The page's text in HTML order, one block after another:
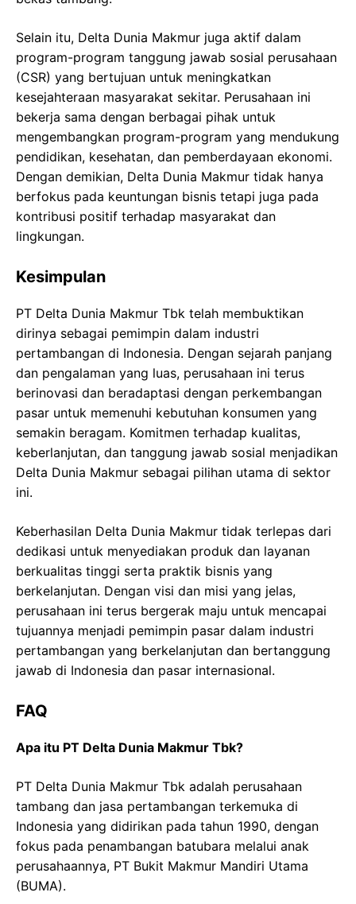
Selain itu, Delta Dunia Makmur juga aktif dalam
program-program tanggung jawab sosial perusahaan
(CSR) yang bertujuan untuk meningkatkan
kesejahteraan masyarakat sekitar. Perusahaan ini
bekerja sama dengan berbagai pihak untuk
mengembangkan program-program yang mendukung
pendidikan, kesehatan, dan pemberdayaan ekonomi.
Dengan demikian, Delta Dunia Makmur tidak hanya
berfokus pada keuntungan bisnis tetapi juga pada
kontribusi positif terhadap masyarakat dan
lingkungan.
Kesimpulan
PT Delta Dunia Makmur Tbk telah membuktikan
dirinya sebagai pemimpin dalam industri
pertambangan di Indonesia. Dengan sejarah panjang
dan pengalaman yang luas, perusahaan ini terus
berinovasi dan beradaptasi dengan perkembangan
pasar untuk memenuhi kebutuhan konsumen yang
semakin beragam. Komitmen terhadap kualitas,
keberlanjutan, dan tanggung jawab sosial menjadikan
Delta Dunia Makmur sebagai pilihan utama di sektor
ini.
Keberhasilan Delta Dunia Makmur tidak terlepas dari
dedikasi untuk menyediakan produk dan layanan
berkualitas tinggi serta praktik bisnis yang
berkelanjutan. Dengan visi dan misi yang jelas,
perusahaan ini terus bergerak maju untuk mencapai
tujuannya menjadi pemimpin pasar dalam industri
pertambangan yang berkelanjutan dan bertanggung
jawab di Indonesia dan pasar internasional.
FAQ
Apa itu PT Delta Dunia Makmur Tbk?
PT Delta Dunia Makmur Tbk adalah perusahaan
tambang dan jasa pertambangan terkemuka di
Indonesia yang didirikan pada tahun 1990, dengan
fokus pada penambangan batubara melalui anak
perusahaannya, PT Bukit Makmur Mandiri Utama
(BUMA).